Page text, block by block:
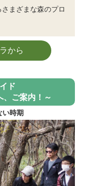
まざまな森のプロ
から
ド
、ご案内！～
い時期